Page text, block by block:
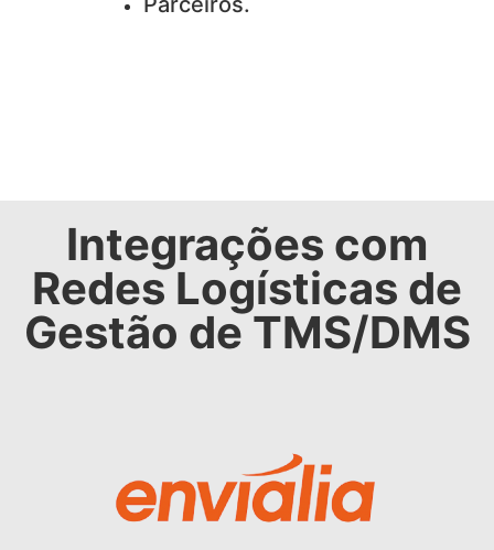
Integrações com
Redes Logísticas de
Gestão de TMS/DMS